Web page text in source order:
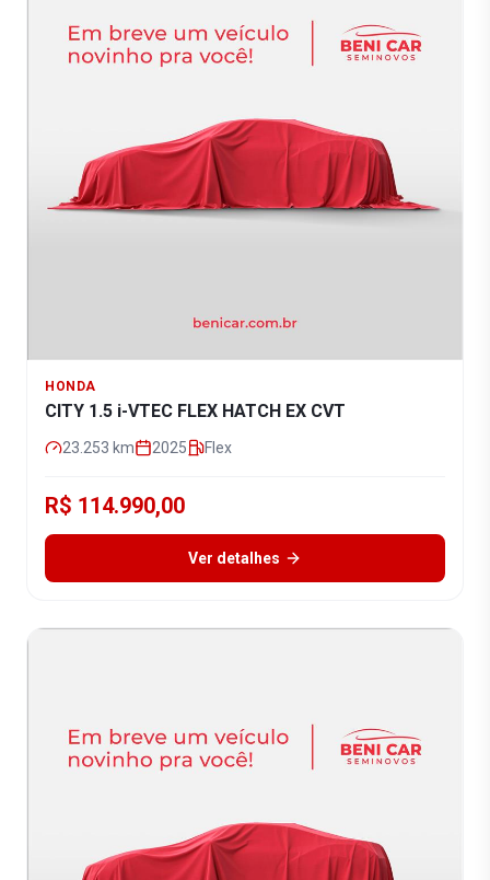
HONDA
CITY 1.5 i-VTEC FLEX HATCH EX CVT
23.253 km 2025 Flex
R$ 114.990,00
Ver detalhes